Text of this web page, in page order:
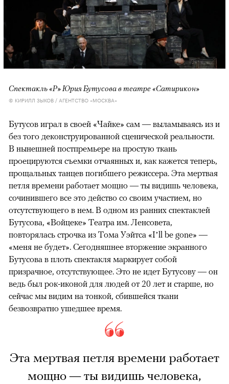
Спектакль «Р» Юрия Бутусова в театре «Сатирикон»
© КИРИЛЛ ЗЫКОВ / АГЕНТСТВО «МОСКВА»
Бутусов играл в своей «Чайке» сам — выламываясь из и
без того деконструированной сценической реальности.
В нынешней постпремьере на простую ткань
проецируются съемки отчаянных и, как кажется теперь,
прощальных танцев погибшего режиссера. Эта мертвая
петля времени работает мощно — ты видишь человека,
сочинившего все это действо со своим участием, но
отсутствующего в нем. В одном из ранних спектаклей
Бутусова, «Войцеке» Театра им. Ленсовета,
повторялась строчка из Тома Уэйтса «I’ll be gone» —
«меня не будет». Сегодняшнее вторжение экранного
Бутусова в плоть спектакля маркирует собой
призрачное, отсутствующее. Это не идет Бутусову — он
ведь был рок-иконой для людей от 20 лет и старше, но
сейчас мы видим на тонкой, сбившейся ткани
безвозвратно ушедшее время.
Эта мертвая петля времени работает
мощно — ты видишь человека,